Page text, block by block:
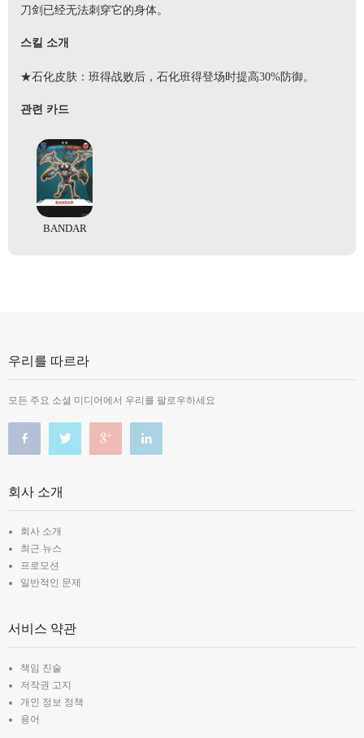
刀剑已经无法刺穿它的身体。
스킬 소개
★石化皮肤：班得战败后，石化班得登场时提高30%防御。
관련 카드
BANDAR
우리를 따르라
모든 주요 소셜 미디어에서 우리를 팔로우하세요
회사 소개
회사 소개
최근 뉴스
프로모션
일반적인 문제
서비스 약관
책임 진술
저작권 고지
개인 정보 정책
용어